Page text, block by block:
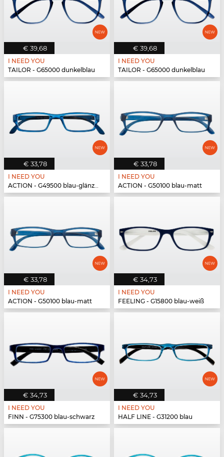
€ 39,68
I NEED YOU
TAILOR - G65000 dunkelblau
€ 39,68
I NEED YOU
TAILOR - G65000 dunkelblau
€ 33,78
I NEED YOU
ACTION - G49500 blau-glänzend
€ 33,78
I NEED YOU
ACTION - G50100 blau-matt
€ 33,78
I NEED YOU
ACTION - G50100 blau-matt
€ 34,73
I NEED YOU
FEELING - G15800 blau-weiß
€ 34,73
I NEED YOU
FINN - G75300 blau-schwarz
€ 34,73
I NEED YOU
HALF LINE - G31200 blau